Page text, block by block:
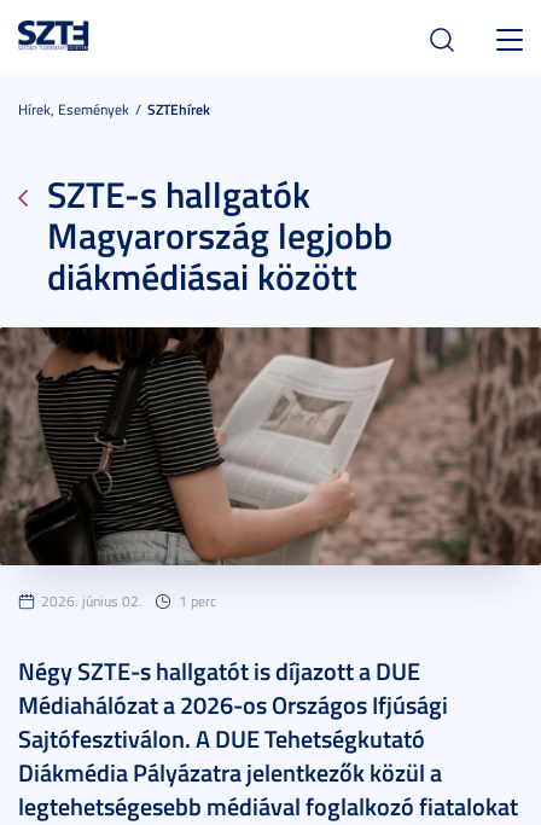
Hírek, Események SZTEhírek
SZTE-s hallgatók
Magyarország legjobb
diákmédiásai között
2026. június 02. 1 perc
Négy SZTE-s hallgatót is díjazott a DUE
Médiahálózat a 2026-os Országos Ifjúsági
Sajtófesztiválon. A DUE Tehetségkutató
Diákmédia Pályázatra jelentkezők közül a
legtehetségesebb médiával foglalkozó fiatalokat